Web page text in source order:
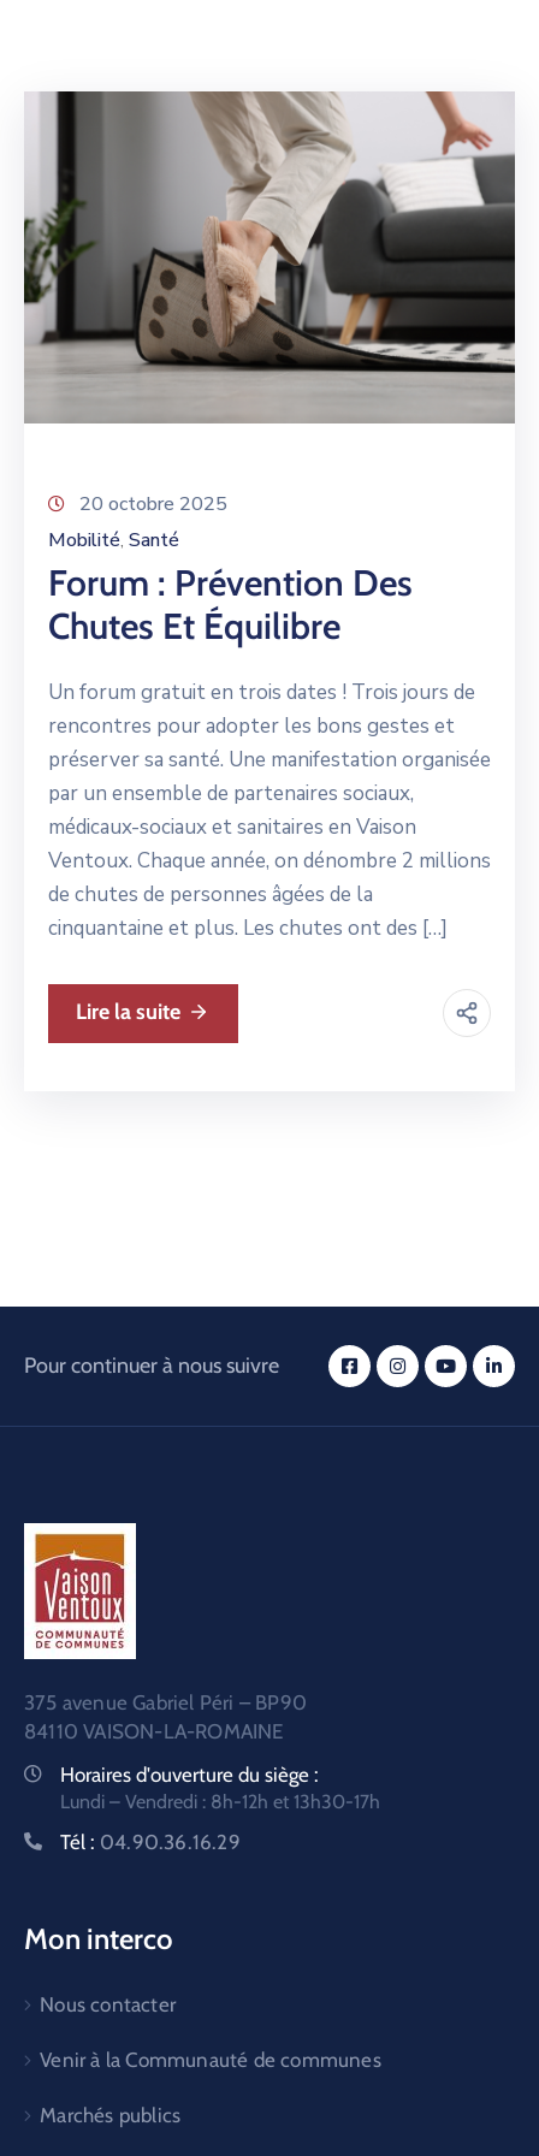
20 octobre 2025
Mobilité‚ Santé
Forum : Prévention Des
Chutes Et Équilibre
Un forum gratuit en trois dates ! Trois jours de
rencontres pour adopter les bons gestes et
préserver sa santé. Une manifestation organisée
par un ensemble de partenaires sociaux,
médicaux-sociaux et sanitaires en Vaison
Ventoux. Chaque année, on dénombre 2 millions
de chutes de personnes âgées de la
cinquantaine et plus. Les chutes ont des […]
Lire la suite
Pour continuer à nous suivre
375 avenue Gabriel Péri – BP90
84110 VAISON-LA-ROMAINE
Horaires d'ouverture du siège :
Lundi – Vendredi : 8h-12h et 13h30-17h
Tél : 04.90.36.16.29
Mon interco
Nous contacter
Venir à la Communauté de communes
Marchés publics